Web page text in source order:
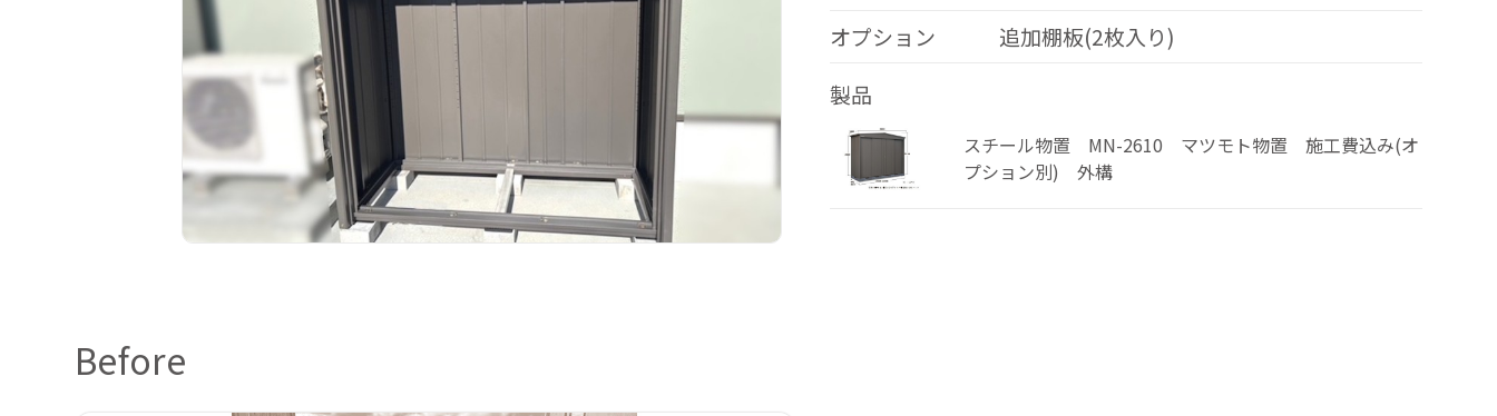
オプション
追加棚板(2枚入り)
製品
スチール物置 MN-2610 マツモト物置 施工費込み(オ
プション別) 外構
Before